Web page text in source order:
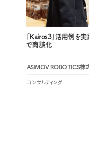
「Kairos3」活用例を
で商談化
ASIMOV ROBOTICS株
コンサルティング